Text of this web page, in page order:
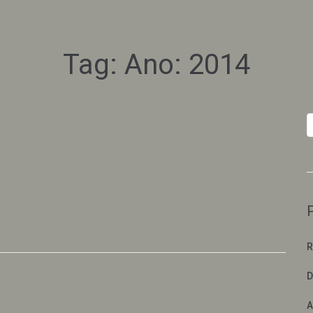
Tag: Ano: 2014